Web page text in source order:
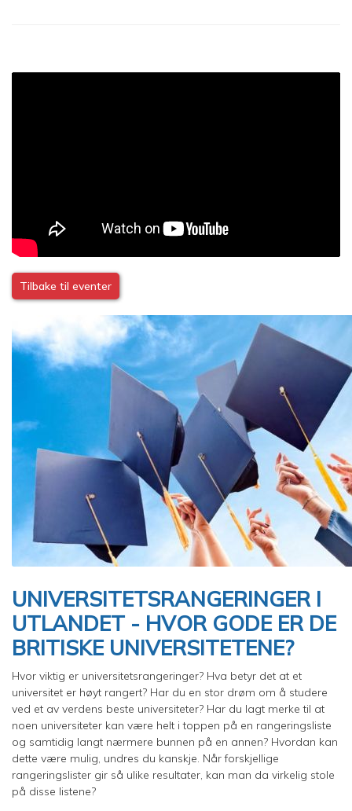
Tilbake til eventer
UNIVERSITETSRANGERINGER I
UTLANDET - HVOR GODE ER DE
BRITISKE UNIVERSITETENE?
Hvor viktig er universitetsrangeringer? Hva betyr det at et
universitet er høyt rangert? Har du en stor drøm om å studere
ved et av verdens beste universiteter? Har du lagt merke til at
noen universiteter kan være helt i toppen på en rangeringsliste
og samtidig langt nærmere bunnen på en annen? Hvordan kan
dette være mulig, undres du kanskje. Når forskjellige
rangeringslister gir så ulike resultater, kan man da virkelig stole
på disse listene?